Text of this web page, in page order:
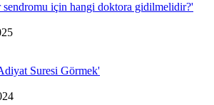
için hangi doktora gidilmelidir?'
Suresi Görmek'